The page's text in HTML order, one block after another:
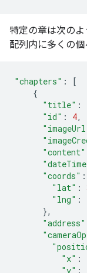
特定の章は次のよ
配列内に多くの個
"chapters" :
[
{
"title" :
"id" : 4,
"content"
"coords" :
"lat" :
"lng" :
},
"address"
"x" :
"y" :